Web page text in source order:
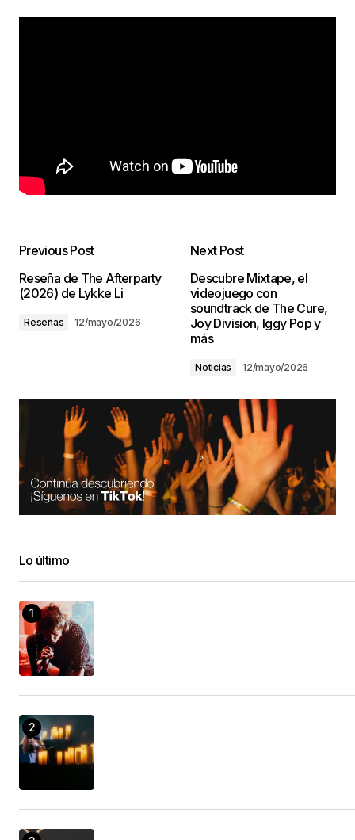
Previous Post
Reseña de The Afterparty
(2026) de Lykke Li
Reseñas 12/mayo/2026
Next Post
Descubre Mixtape, el
videojuego con
soundtrack de The Cure,
Joy Division, Iggy Pop y
más
Noticias 12/mayo/2026
Lo último